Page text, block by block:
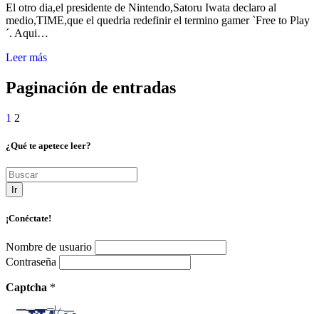
El otro dia,el presidente de Nintendo,Satoru Iwata declaro al
medio,TIME,que el quedria redefinir el termino gamer `Free to Play
´. Aqui…
Leer más
Paginación de entradas
1 2
¿Qué te apetece leer?
Ir
¡Conéctate!
Nombre de usuario
Contraseña
Captcha *